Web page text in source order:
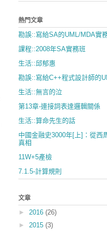
熱門文章
勘誤::寫給SA的UML/MDA實
課程::2008年SA實務班
生活::邱郁惠
勘誤::寫給C++程式設計師的
生活::無言的泣
第13章-連接詞表達邏輯關係
生活::算命先生的話
中國金融史3000年[上]：從西
真相
11W+5產檢
7.1.5-計算規則
文章
► 2016 (26)
► 2015 (3)